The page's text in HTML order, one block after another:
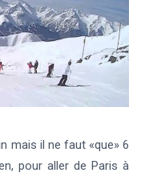
mais il ne faut «que» 6
pour aller de Paris à